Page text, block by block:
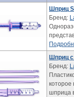
Шприц
Бренд:
Шприц
Бренд:
которое
шприца